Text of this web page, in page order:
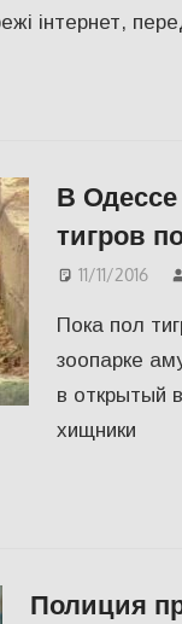
інтернет,
В Одессе
тигров
11/11/2016
Пока пол
зоопарке
в открытый
хищники
Полиция